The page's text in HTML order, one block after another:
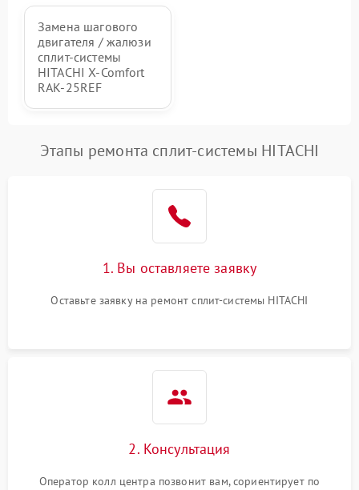
Замена шагового
двигателя / жалюзи
сплит-системы
HITACHI X-Comfort
RAK-25REF
Этапы ремонта сплит-системы HITACHI
1. Вы оставляете заявку
Оставьте заявку на ремонт сплит-системы HITACHI
2. Консультация
Оператор колл центра позвонит вам, сориентирует по